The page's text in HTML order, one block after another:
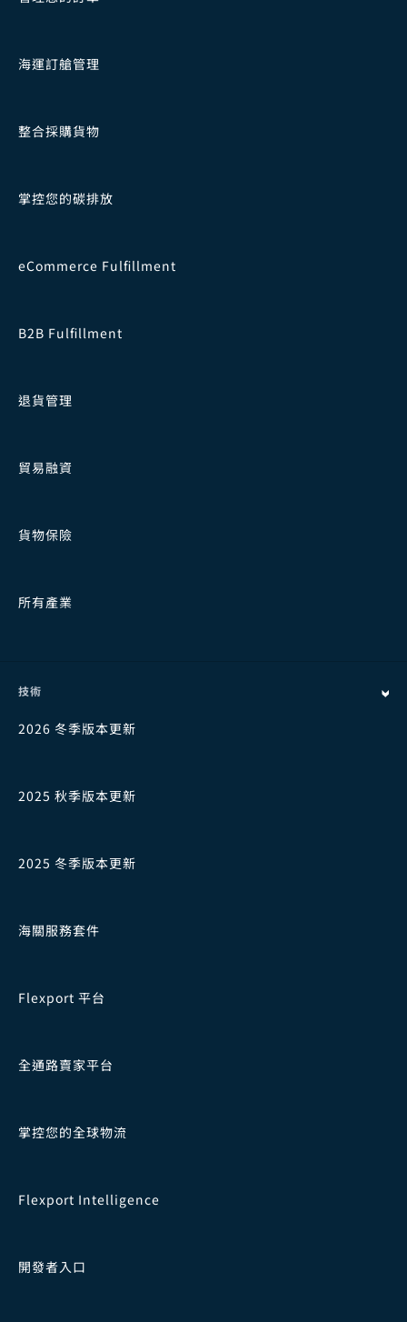
海運訂艙管理
整合採購貨物
掌控您的碳排放
eCommerce Fulfillment
B2B Fulfillment
退貨管理
貿易融資
貨物保險
所有產業
技術
2026 冬季版本更新
2025 秋季版本更新
2025 冬季版本更新
海關服務套件
Flexport 平台
全通路賣家平台
掌控您的全球物流
Flexport Intelligence
開發者入口